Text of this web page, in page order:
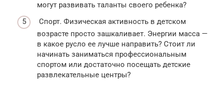
могут развивать таланты своего ребенка?
Спорт. Физическая активность в детском
возрасте просто зашкаливает. Энергии масса —
в какое русло ее лучше направить? Стоит ли
начинать заниматься профессиональным
спортом или достаточно посещать детские
развлекательные центры?